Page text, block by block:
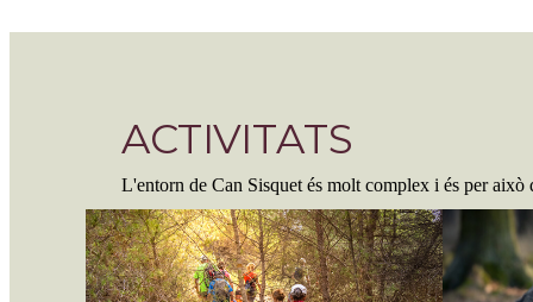
ACTIVITATS
L'entorn de Can Sisquet és molt complex i és per